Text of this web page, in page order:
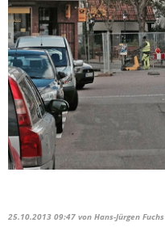
25.10.2013 09:47 von Hans-Jürgen Fuchs